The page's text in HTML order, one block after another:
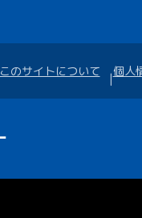
このサイトについて 個人